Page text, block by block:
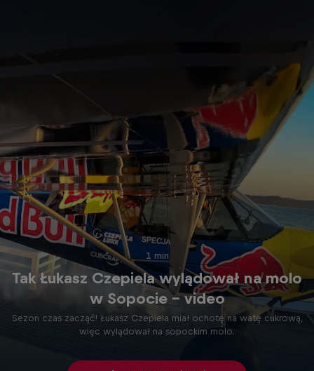
1 min
Tak Łukasz Czepiela wylądował na molo
w Sopocie - video
Sezon czas zacząć! Łukasz Czepiela miał ochotę na watę cukrową,
więc wylądował na sopockim molo.